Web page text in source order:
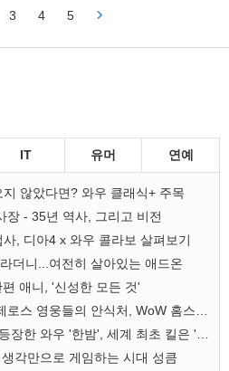
3 4 5
IT 유머 연예
않았다면? 와우 클래식+ 주목
장 - 35년 역사, 그리고 비전
, 디아4 x 와우 콜라보 살펴보기
더니...여전히 살아있는 애드온
애니, '신성한 모든 것'
성수동 핫플에 구현된 아제로스 영웅들의 안식처, WoW 홈스윗홈
"해치웠나?" 히든 페이즈 등장한 와우 '한밤', 세계 최초 킬은 '팀 리퀴드'
각만으로 게임하는 시대 성큼